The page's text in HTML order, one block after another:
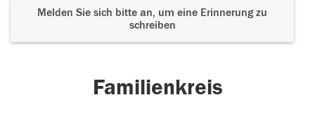
Melden Sie sich bitte an, um eine Erinnerung zu
schreiben
Familienkreis